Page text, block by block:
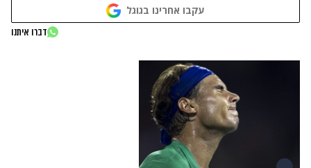
עקבו אחרינו בגוגל
דברו איתנו